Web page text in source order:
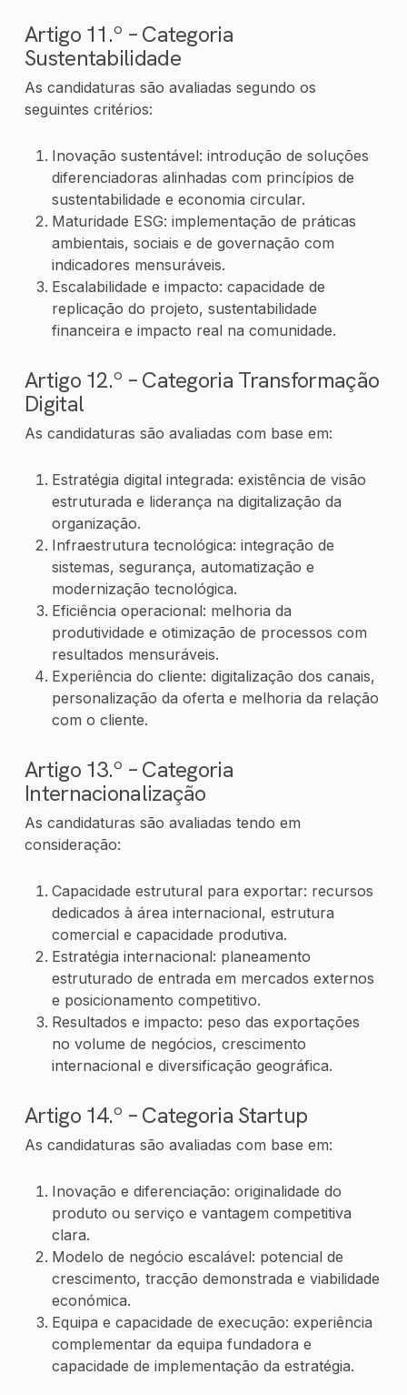
Artigo 11.º – Categoria
Sustentabilidade
As candidaturas são avaliadas segundo os
seguintes critérios:
Inovação sustentável: introdução de soluções
diferenciadoras alinhadas com princípios de
sustentabilidade e economia circular.
Maturidade ESG: implementação de práticas
ambientais, sociais e de governação com
indicadores mensuráveis.
Escalabilidade e impacto: capacidade de
replicação do projeto, sustentabilidade
financeira e impacto real na comunidade.
Artigo 12.º – Categoria Transformação
Digital
As candidaturas são avaliadas com base em:
Estratégia digital integrada: existência de visão
estruturada e liderança na digitalização da
organização.
Infraestrutura tecnológica: integração de
sistemas, segurança, automatização e
modernização tecnológica.
Eficiência operacional: melhoria da
produtividade e otimização de processos com
resultados mensuráveis.
Experiência do cliente: digitalização dos canais,
personalização da oferta e melhoria da relação
com o cliente.
Artigo 13.º – Categoria
Internacionalização
As candidaturas são avaliadas tendo em
consideração:
Capacidade estrutural para exportar: recursos
dedicados à área internacional, estrutura
comercial e capacidade produtiva.
Estratégia internacional: planeamento
estruturado de entrada em mercados externos
e posicionamento competitivo.
Resultados e impacto: peso das exportações
no volume de negócios, crescimento
internacional e diversificação geográfica.
Artigo 14.º – Categoria Startup
As candidaturas são avaliadas com base em:
Inovação e diferenciação: originalidade do
produto ou serviço e vantagem competitiva
clara.
Modelo de negócio escalável: potencial de
crescimento, tracção demonstrada e viabilidade
económica.
Equipa e capacidade de execução: experiência
complementar da equipa fundadora e
capacidade de implementação da estratégia.